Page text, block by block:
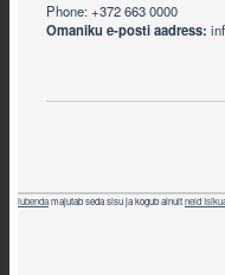
Phone: +372 663 0000
Omaniku e-posti aadress:
iubendamajutab seda sisu ja kogub ainultneid